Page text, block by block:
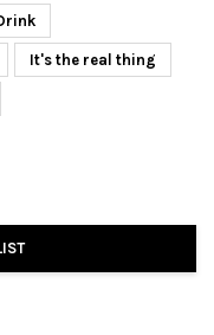
It's the real thing